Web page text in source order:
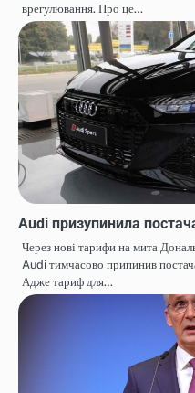
врегулювання. Про це…
Audi призупинила
Через нові тарифи на мита
Audi тимчасово припинив
Адже тариф для…